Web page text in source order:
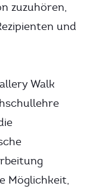
zuzuhören,
und
Walk
Möglichkeit,